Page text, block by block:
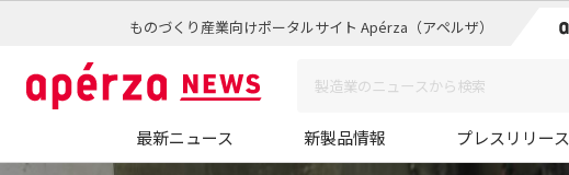
ものづくり産業向けポータルサイト Apérza（アペルザ）
最新ニュース 新製品情報 プレスリリース